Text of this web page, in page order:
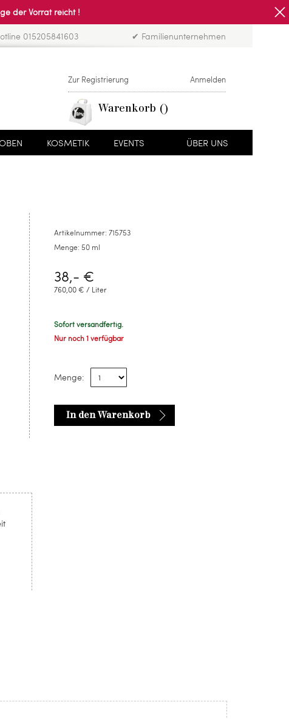
der Vorrat reicht !
015205841603 ✔ Familienunternehmen
Zur Registrierung Anmelden
Warenkorb
KOSMETIK EVENTS ÜBER UNS
Artikelnummer: 715753
Menge: 50 ml
38,- €
760,00 € / Liter
Sofort versandfertig.
Nur noch 1 verfügbar
Menge:
In den Warenkorb